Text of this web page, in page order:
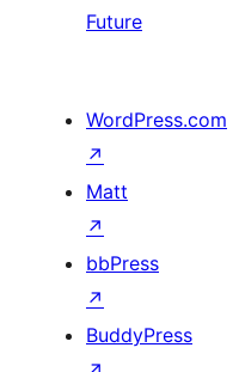
Future
WordPress.com
↗
Matt
↗
bbPress
↗
BuddyPress